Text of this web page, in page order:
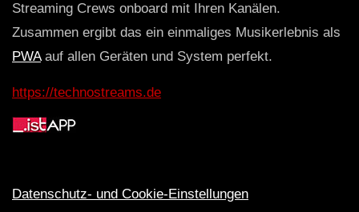
Streaming Crews onboard mit Ihren Kanälen.
Zusammen ergibt das ein einmaliges Musikerlebnis als
PWAauf allen Geräten und System perfekt.
https://technostreams.de
Datenschutz- und Cookie-Einstellungen